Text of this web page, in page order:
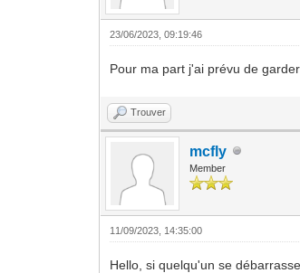
23/06/2023, 09:19:46
Pour ma part j'ai prévu de
Trouver
mcfly
Member
11/09/2023, 14:35:00
Hello, si quelqu'un se